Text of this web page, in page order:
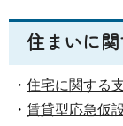
住まいに
・ 住宅に関する
・ 賃貸型応急仮